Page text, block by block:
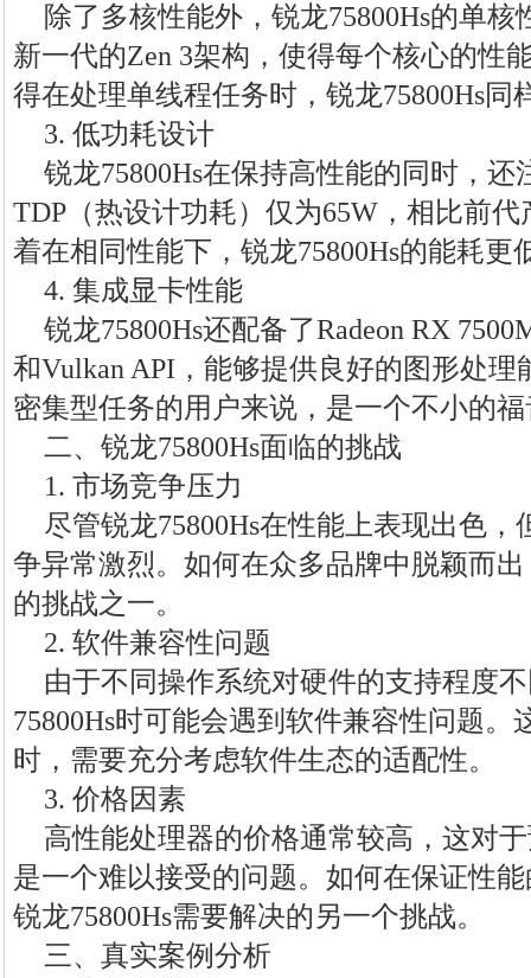
除了多核性能外，锐龙75800Hs的单
新一代的Zen 3架构，使得每个核心的性
得在处理单线程任务时，锐龙75800Hs同
3. 低功耗设计
锐龙75800Hs在保持高性能的同时，还
TDP（热设计功耗）仅为65W，相比前
着在相同性能下，锐龙75800Hs的能耗更
4. 集成显卡性能
锐龙75800Hs还配备了Radeon RX
和Vulkan API，能够提供良好的图形处
密集型任务的用户来说，是一个不小的
二、锐龙75800Hs面临的挑战
1. 市场竞争压力
尽管锐龙75800Hs在性能上表现出色
争异常激烈。如何在众多品牌中脱颖而
的挑战之一。
2. 软件兼容性问题
由于不同操作系统对硬件的支持程度
75800Hs时可能会遇到软件兼容性问题。
时，需要充分考虑软件生态的适配性。
3. 价格因素
高性能处理器的价格通常较高，这对
是一个难以接受的问题。如何在保证性
锐龙75800Hs需要解决的另一个挑战。
三、真实案例分析